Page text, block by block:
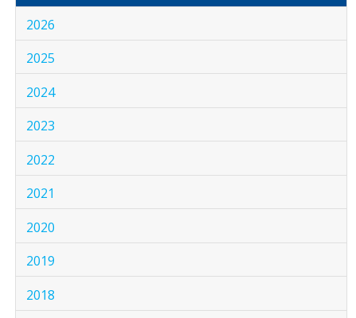
2026
2025
2024
2023
2022
2021
2020
2019
2018